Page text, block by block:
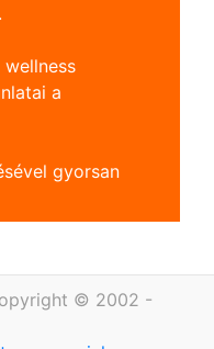
a
gyorsan
© 2002 -